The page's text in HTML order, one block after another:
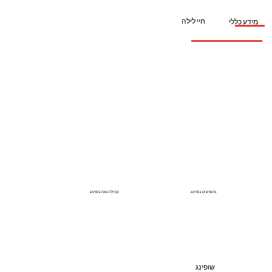
מידע כללי חיי לילה
קהילה גאה בפראג מועדונים בפראג
שופינג